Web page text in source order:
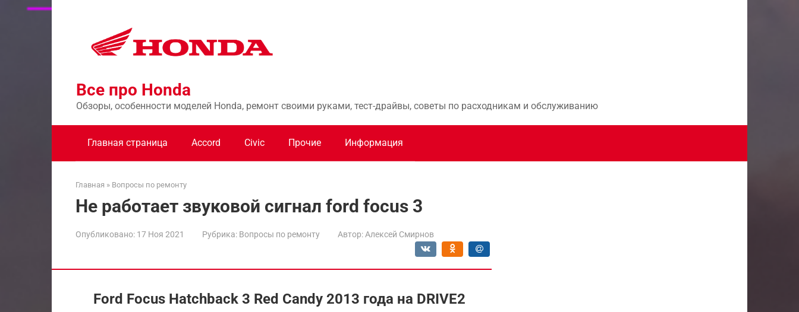
Перейти
Все про Honda
Обзоры, особенности моделей Honda, ремонт своими руками, тест-драйвы, советы по расходникам и обслуживанию
Главная страница Accord Civic Прочие Информация
Главная » Вопросы по ремонту
Не работает звуковой сигнал ford focus 3
Опубликовано: 17 Ноя 2021 Рубрика: Вопросы по ремонту Автор: Алексей Смирнов
Ford Focus Hatchback 3 Red Candy 2013 года на DRIVE2